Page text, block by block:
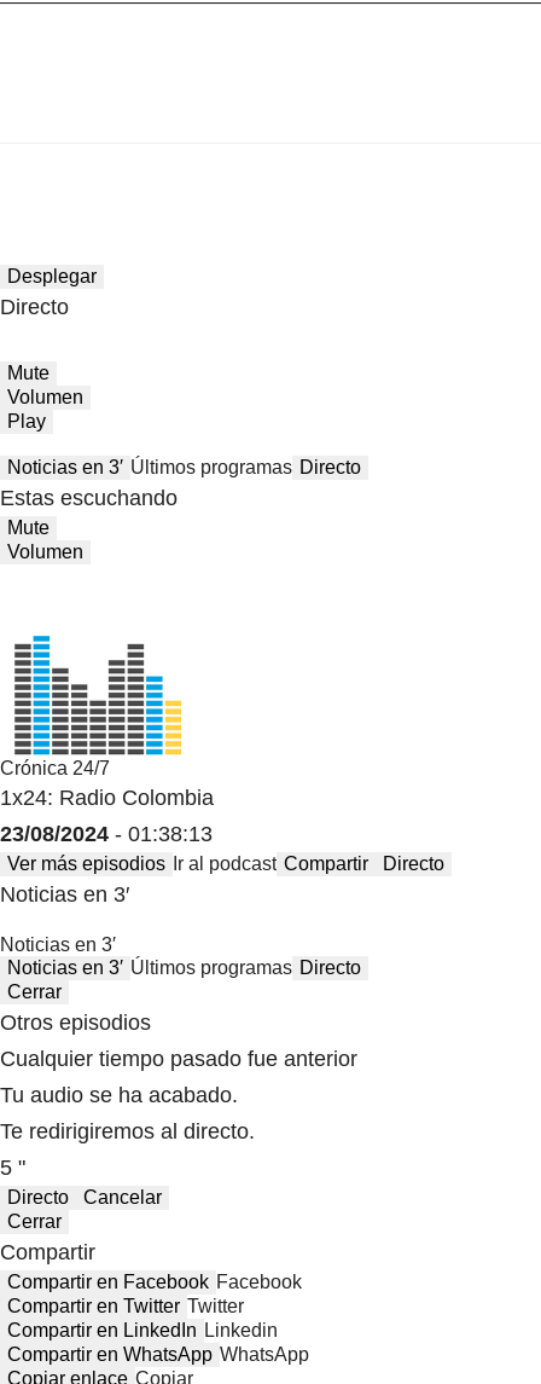
Desplegar
Directo
Mute
Volumen
Play
Noticias en 3′ Últimos programas Directo
Estas escuchando
Mute
Volumen
Crónica 24/7
1x24: Radio Colombia
23/08/2024 - 01:38:13
Ver más episodios Ir al podcast Compartir Directo
Noticias en 3′
Noticias en 3′
Noticias en 3′ Últimos programas Directo
Cerrar
Otros episodios
Cualquier tiempo pasado fue anterior
Tu audio se ha acabado.
Te redirigiremos al directo.
5 "
Directo
Cancelar
Cerrar
Compartir
Compartir en Facebook Facebook
Compartir en Twitter Twitter
Compartir en LinkedIn Linkedin
Compartir en WhatsApp WhatsApp
Copiar enlace Copiar